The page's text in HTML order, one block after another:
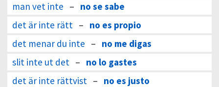
man vet inte – no se sabe
det är inte rätt – no es propio
det menar du inte – no me digas
slit inte ut det – no lo gastes
det är inte rättvist – no es justo